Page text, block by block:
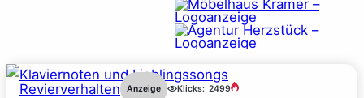
Revierverhalten Anzeige Klicks: 2499